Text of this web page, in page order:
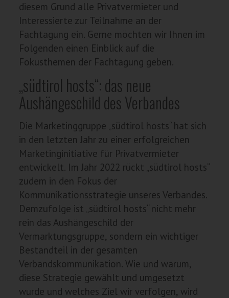
diesem Grund alle Privatvermieter und
Interessierte zur Teilnahme an der
Fachtagung ein. Gerne möchten wir Ihnen im
Folgenden einen Einblick auf die
Fokusthemen der Fachtagung geben.
„südtirol hosts“: das neue
Aushängeschild des Verbandes
Die Marketinggruppe „südtirol hosts“ hat sich
in den letzten Jahr zu einer erfolgreichen
Marketinginitiative für Privatvermieter
entwickelt. Im Jahr 2022 rückt „südtirol hosts“
zudem in den Fokus der
Kommunikationsstrategie unseres Verbandes.
Demzufolge ist „südtirol hosts“ nicht mehr
rein das Aushängeschild der
Vermarktungsgruppe, sondern ein wichtiger
Bestandteil in der gesamten
Verbandskommunikation. Wie und warum,
diese Strategie gewählt und umgesetzt
wurde und welches Ziel wir verfolgen, wird